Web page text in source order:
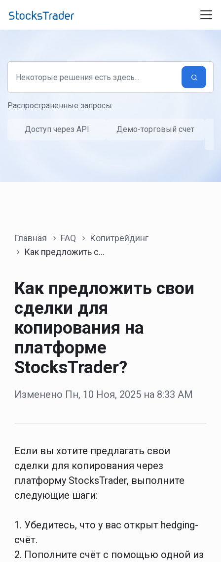
Распространенные запросы:
Доступ через API
Демо-торговый счет
Главная FAQ
Копитрейдинг
Как предложить свои сделки для копирования на платформе StocksTrader?
Как предложить свои
сделки для
копирования на
платформе
StocksTrader?
Изменено Пн, 10 Ноя, 2025 на 8:33 AM
Если вы хотите предлагать свои
сделки для копирования через
платформу StocksTrader, выполните
следующие шаги:
1. Убедитесь, что у вас открыт hedging-
счёт.
2. Пополните счёт с помощью одной из